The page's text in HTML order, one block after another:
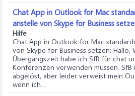
Chat App in Outlook for Mac
anstelle von Skype for Business
Hilfe
Chat App in Outlook for Mac
von Skype for Business setzen: Hallo,
Übergangszeit habe ich SfB für chat
Konferenzen verwenden müssen.
abgelöst, aber leider verweist mein
wenn ich...